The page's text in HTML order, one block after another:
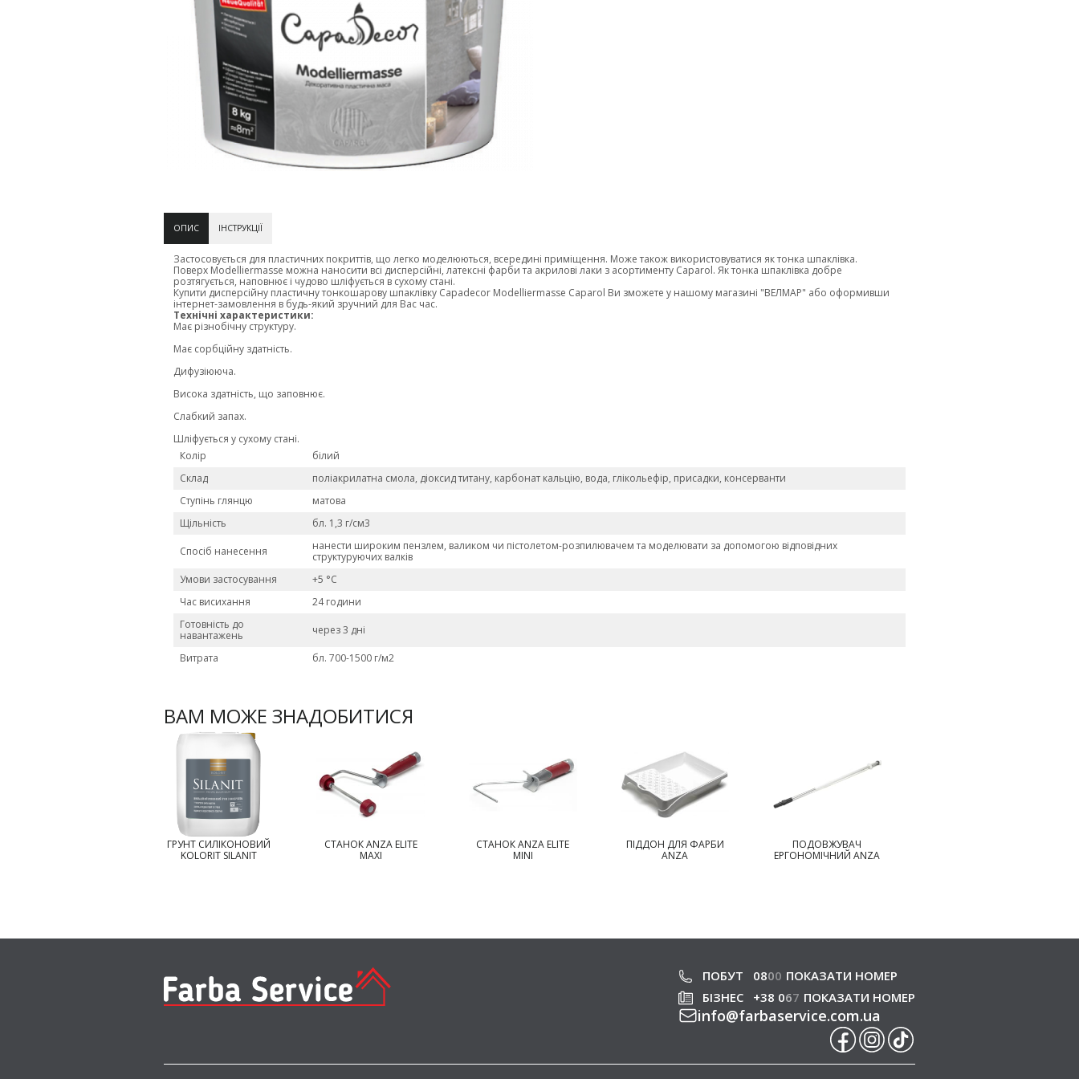
ОПИС ІНСТРУКЦІЇ
Застосовується для пластичних покриттів, що легко моделюються, всередині приміщення. Може також використовуватися як тонка шпаклівка.
Поверх Modelliermasse можна наносити всі дисперсійні, латексні фарби та акрилові лаки з асортименту Caparol. Як тонка шпаклівка добре
розтягується, наповнює і чудово шліфується в сухому стані.
Купити дисперсійну пластичну тонкошарову шпаклівку Capadecor Modelliermasse Caparol Ви зможете у нашому магазині "ВЕЛМАР" або оформивши
інтернет-замовлення в будь-який зручний для Вас час.
Технічні характеристики:
Має різнобічну структуру.
Має сорбційну здатність.
Дифузіююча.
Висока здатність, що заповнює.
Слабкий запах.
Шліфується у сухому стані.
Колір
білий
Склад
поліакрилатна смола, діоксид титану, карбонат кальцію, вода, глікольефір, присадки, консерванти
Ступінь глянцю
матова
Щільність
бл. 1,3 г/см3
Спосіб нанесення нанести широким пензлем, валиком чи пістолетом-розпилювачем та моделювати за допомогою відповідних
структуруючих валків
Умови застосування
+5 °C
Час висихання
24 години
Готовність до
навантажень
через 3 дні
Витрата бл. 700-1500 г/м2
ВАМ МОЖЕ ЗНАДОБИТИСЯ
ГРУНТ СИЛІКОНОВИЙ
KOLORIT SILANIT
СТАНОК ANZA ELITE
MAXI
СТАНОК ANZA ELITE
MINI
ПІДДОН ДЛЯ ФАРБИ
ANZA
ПОДОВЖУВАЧ
ЕРГОНОМІЧНИЙ ANZA
ПОБУТ 0800 ПОКАЗАТИ НОМЕР
БІЗНЕС
+38 067 ПОКАЗАТИ НОМЕР
info@farbaservice.com.ua